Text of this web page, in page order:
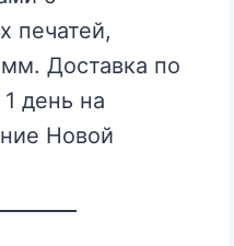
печатей,
Доставка по
день на
Новой